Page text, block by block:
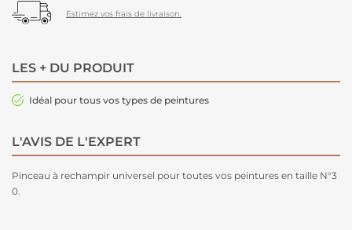
Estimez vos frais de livraison.
LES + DU PRODUIT
Idéal pour tous vos types de peintures
L'AVIS DE L'EXPERT
Pinceau à rechampir universel pour toutes vos peintures en taille N°3
0.